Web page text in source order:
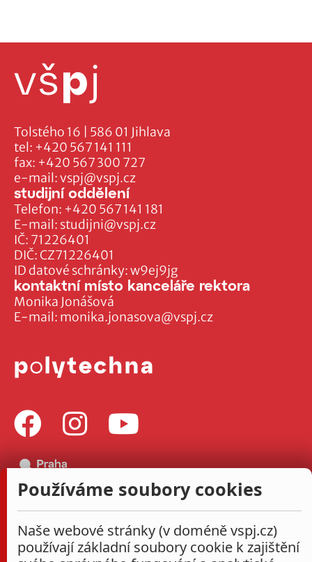
Tolstého 16 | 586 01 Jihlava
tel: +420 567 141 111
fax: +420 567 300 727
e-mail:vspj@vspj.cz
IČ: 71226401
DIČ: CZ71226401
ID datové schránky: w9ej9jg
studijní oddělení
Telefon: +420 567 141 181
E-mail: studijni@vspj.cz
kontaktní místo kanceláře rektora
Monika Jonášová
E-mail: monika.jonasova@vspj.cz
Používáme soubory cookies
Naše webové stránky (v doméně vspj.cz)
používají základní soubory cookie k zajištění